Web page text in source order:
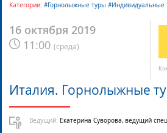
16 октября 2019
11:00 (среда)
Категории: #Горнолыжные туры #Индивидуальные
Италия. Горнолыжные
Ведущий: Екатерина Суворова, ведущий